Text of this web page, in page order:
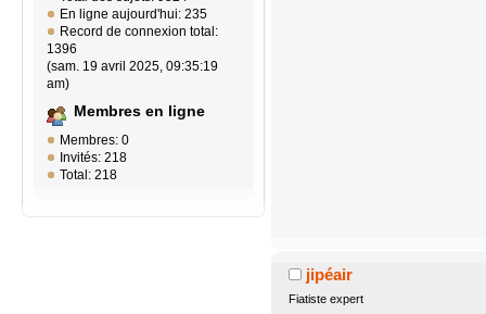
En ligne aujourd'hui: 235
Record de connexion total:
1396
(sam. 19 avril 2025, 09:35:19
am)
Membres en ligne
Membres: 0
Invités: 218
Total: 218
jipéair
Fiatiste expert